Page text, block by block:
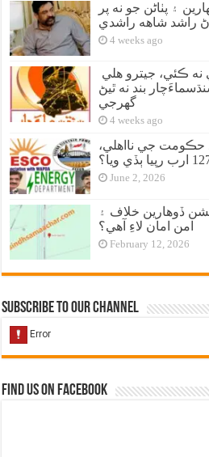
۽ پٺاڻن جو نه پر
راشد شاهه راشدي
4 weeks ago
بند نه ٿيڻ
گهرجي
4 weeks ago
جي نااهلي،
June 2, 2026
ڏوهارين خلاف ۽
امن امان لاءِ آهي؟
February 12, 2026
Subscribe to our Channel
Find us on Facebook